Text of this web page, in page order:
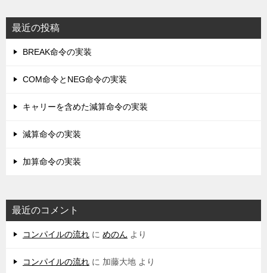
最近の投稿
BREAK命令の実装
COM命令とNEG命令の実装
キャリーを含めた減算命令の実装
減算命令の実装
加算命令の実装
最近のコメント
コンパイルの流れ に めのん より
コンパイルの流れ に 加藤大地 より